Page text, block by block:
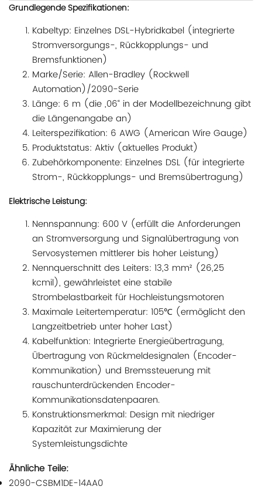
Grundlegende Spezifikationen:
Kabeltyp: Einzelnes DSL-Hybridkabel (integrierte
Stromversorgungs-, Rückkopplungs- und
Bremsfunktionen)
Marke/Serie: Allen-Bradley (Rockwell
Automation)/2090-Serie
Länge: 6 m (die „06“ in der Modellbezeichnung gibt
die Längenangabe an)
Leiterspezifikation: 6 AWG (American Wire Gauge)
Produktstatus: Aktiv (aktuelles Produkt)
Zubehörkomponente: Einzelnes DSL (für integrierte
Strom-, Rückkopplungs- und Bremsübertragung)
Elektrische Leistung:
Nennspannung: 600 V (erfüllt die Anforderungen
an Stromversorgung und Signalübertragung von
Servosystemen mittlerer bis hoher Leistung)
Nennquerschnitt des Leiters: 13,3 mm² (26,25
kcmil), gewährleistet eine stabile
Strombelastbarkeit für Hochleistungsmotoren
Maximale Leitertemperatur: 105℃ (ermöglicht den
Langzeitbetrieb unter hoher Last)
Kabelfunktion: Integrierte Energieübertragung,
Übertragung von Rückmeldesignalen (Encoder-
Kommunikation) und Bremssteuerung mit
rauschunterdrückenden Encoder-
Kommunikationsdatenpaaren.
Konstruktionsmerkmal: Design mit niedriger
Kapazität zur Maximierung der
Systemleistungsdichte
Ähnliche Teile:
2090-CSBM1DE-14AA0